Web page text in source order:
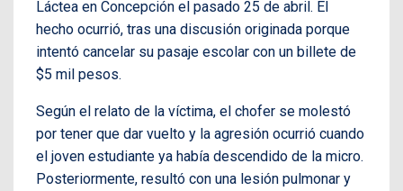
Láctea en Concepción el pasado 25 de abril. El
hecho ocurrió, tras una discusión originada porque
intentó cancelar su pasaje escolar con un billete de
$5 mil pesos.
Según el relato de la víctima, el chofer se molestó
por tener que dar vuelto y la agresión ocurrió cuando
el joven estudiante ya había descendido de la micro.
Posteriormente, resultó con una lesión pulmonar y